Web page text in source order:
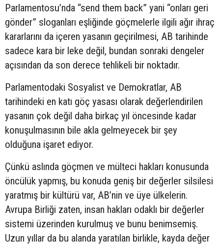
Parlamentosu’nda “send them back” yani “onları geri
gönder” sloganları eşliğinde göçmelerle ilgili ağır ihraç
kararlarını da içeren yasanın geçirilmesi, AB tarihinde
sadece kara bir leke değil, bundan sonraki dengeler
açısından da son derece tehlikeli bir noktadır.
Parlamentodaki Sosyalist ve Demokratlar, AB
tarihindeki en katı göç yasası olarak değerlendirilen
yasanın çok değil daha birkaç yıl öncesinde kadar
konuşulmasının bile akla gelmeyecek bir şey
olduğuna işaret ediyor.
Çünkü aslında göçmen ve mülteci hakları konusunda
öncülük yapmış, bu konuda geniş bir değerler silsilesi
yaratmış bir kültürü var, AB’nin ve üye ülkelerin.
Avrupa Birliği zaten, insan hakları odaklı bir değerler
sistemi üzerinden kurulmuş ve bunu benimsemiş.
Uzun yıllar da bu alanda yaratılan birlikle, kayda değer